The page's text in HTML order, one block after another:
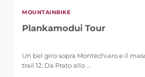
MOUNTAINBIKE
Plankamodui Tour
Un bel giro sopra Montechiaro e il
trail 12. Da Prato allo ...